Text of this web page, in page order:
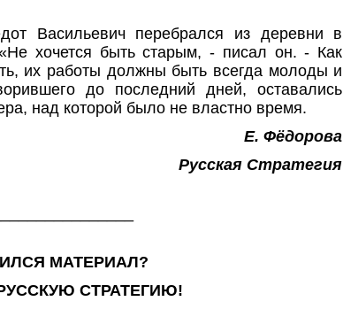
Васильевич перебрался из деревни в
хочется быть старым, - писал он. - Как
их работы должны быть всегда молоды и
до последний дней, оставались
над которой было не властно время.
Е. Фёдорова
Русская Стратегия
МАТЕРИАЛ?
СТРАТЕГИЮ!